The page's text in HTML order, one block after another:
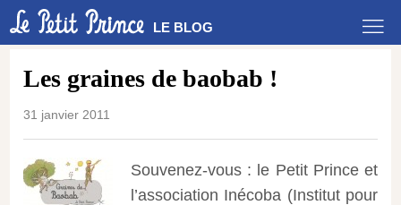
LE BLOG
Les graines de baobab !
31 janvier 2011
Souvenez-vous : le Petit Prince et
l’association Inécoba (Institut pour